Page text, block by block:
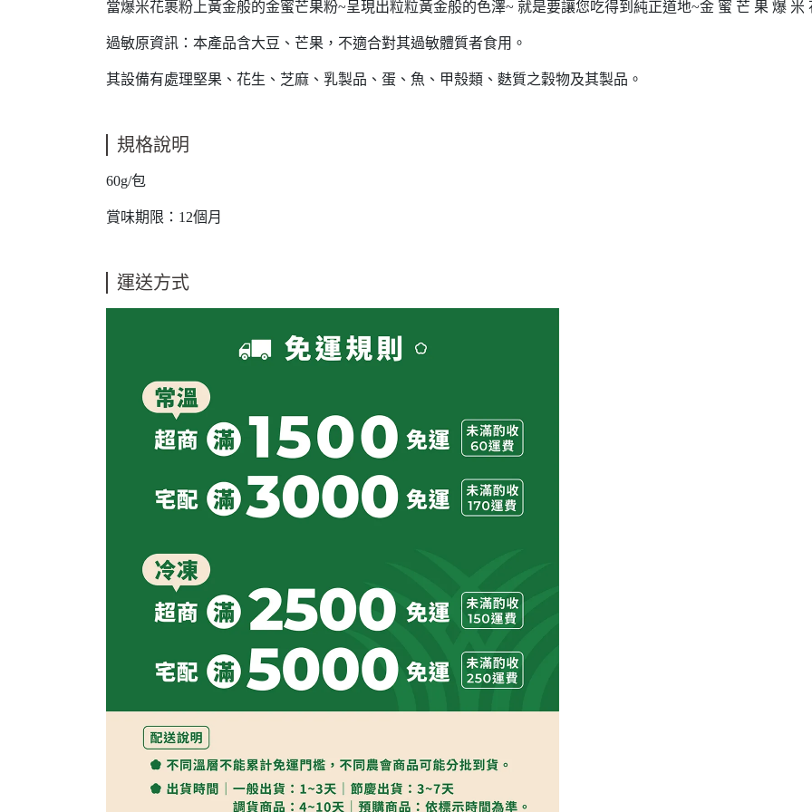
當爆米花裹粉上黃金般的金蜜芒果粉~呈現出粒粒黃金般的色澤~ 就是要讓您吃得到純正道地~金 蜜 芒 果 爆 米
過敏原資訊：本產品含大豆、芒果，不適合對其過敏體質者食用。
其設備有處理堅果、花生、芝麻、乳製品、蛋、魚、甲殼類、麩質之穀物及其製品。
規格說明
60g/包
賞味期限：12個月
運送方式